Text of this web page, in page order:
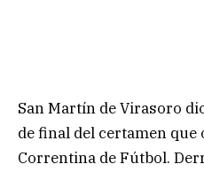
San Martín de Virasoro
de final del certamen
Correntina de Fútbol.